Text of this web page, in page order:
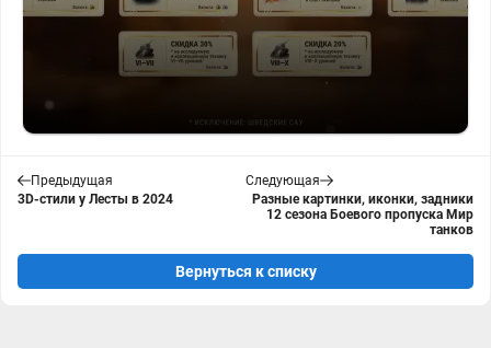
Предыдущая
3D-стили у Лесты в 2024
Следующая
Разные картинки, иконки, задники
12 сезона Боевого пропуска Мир
танков
Вернуться к списку